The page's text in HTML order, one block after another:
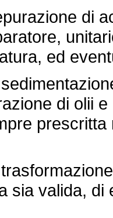
di
ed
di olii
sia valida,